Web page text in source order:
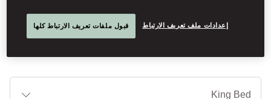
room. The superb limestone bathroom has a deep bath.
إعدادات ملف تعريف الارتباط قبول ملفات تعريف الارتباط كلها